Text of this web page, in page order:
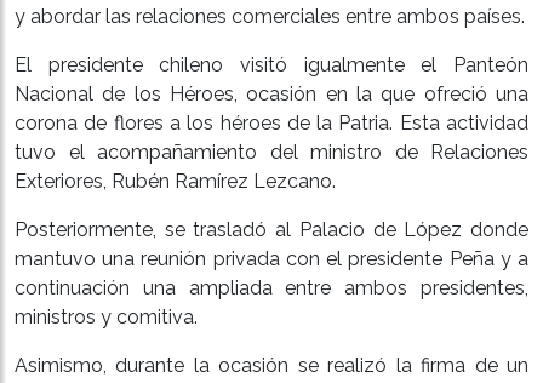
y abordar las relaciones comerciales entre ambos países.
El presidente chileno visitó igualmente el Panteón
Nacional de los Héroes, ocasión en la que ofreció una
corona de flores a los héroes de la Patria. Esta actividad
tuvo el acompañamiento del ministro de Relaciones
Exteriores, Rubén Ramírez Lezcano.
Posteriormente, se trasladó al Palacio de López donde
mantuvo una reunión privada con el presidente Peña y a
continuación una ampliada entre ambos presidentes,
ministros y comitiva.
Asimismo, durante la ocasión se realizó la firma de un